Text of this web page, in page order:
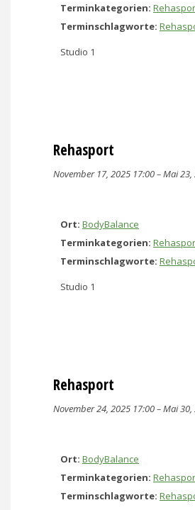
Terminkategorien:
Terminschlagworte:
Studio 1
Rehasport
November 17, 2025 17:00–Mai 23,
Ort: BodyBalance
Terminkategorien:
Terminschlagworte:
Studio 1
Rehasport
November 24, 2025 17:00–Mai 30,
Ort: BodyBalance
Terminkategorien:
Terminschlagworte: